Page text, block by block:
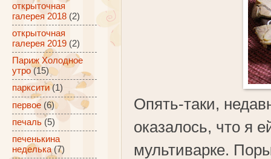
Опять-таки,
оказалось, что я
мультиварке.
открыточная
галерея 2018 (2)
открыточная
галерея 2019 (2)
Париж Холодное
утро (15)
парксити (1)
первое (6)
печаль (5)
печенькина
неделька (7)